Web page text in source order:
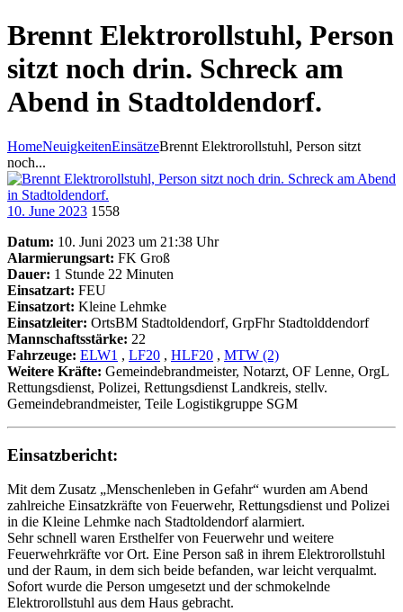
Brennt Elektrorollstuhl, Person
sitzt noch drin. Schreck am
Abend in Stadtoldendorf.
HomeNeuigkeitenEinsätzeBrennt Elektrorollstuhl, Person sitzt
noch...
10. June 2023 1558
Datum: 10. Juni 2023 um 21:38 Uhr
Alarmierungsart: FK Groß
Dauer: 1 Stunde 22 Minuten
Einsatzart: FEU
Einsatzort: Kleine Lehmke
Einsatzleiter: OrtsBM Stadtoldendorf, GrpFhr Stadtolddendorf
Mannschaftsstärke: 22
Fahrzeuge: ELW1 , LF20 , HLF20 , MTW (2)
Weitere Kräfte: Gemeindebrandmeister, Notarzt, OF Lenne, OrgL
Rettungsdienst, Polizei, Rettungsdienst Landkreis, stellv.
Gemeindebrandmeister, Teile Logistikgruppe SGM
Einsatzbericht:
Mit dem Zusatz „Menschenleben in Gefahr“ wurden am Abend
zahlreiche Einsatzkräfte von Feuerwehr, Rettungsdienst und Polizei
in die Kleine Lehmke nach Stadtoldendorf alarmiert.
Sehr schnell waren Ersthelfer von Feuerwehr und weitere
Feuerwehrkräfte vor Ort. Eine Person saß in ihrem Elektrorollstuhl
und der Raum, in dem sich beide befanden, war leicht verqualmt.
Sofort wurde die Person umgesetzt und der schmokelnde
Elektrorollstuhl aus dem Haus gebracht.